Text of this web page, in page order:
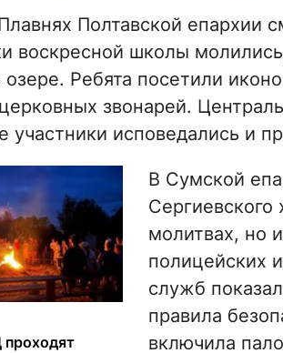
Полтавской епархии
воскресной школы
озере. Ребята посетили
звонарей.
участники исповедались и
проходят
В Сумской
Сергиевского
молитвах, но
полицейских
служб
правила
включила